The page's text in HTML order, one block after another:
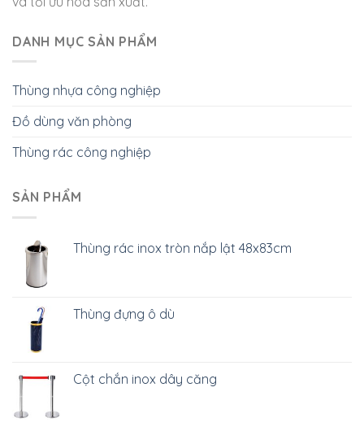
DANH MỤC SẢN PHẨM
Thùng nhựa công nghiệp
Đồ dùng văn phòng
Thùng rác công nghiệp
SẢN PHẨM
Thùng rác inox tròn nắp lật 48x83cm
Thùng đựng ô dù
Cột chắn inox dây căng